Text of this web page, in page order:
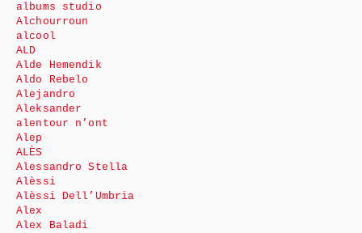
albums studio
Alchourroun
alcool
ALD
Alde Hemendik
Aldo Rebelo
Alejandro
Aleksander
alentour n’ont
Alep
ALÈS
Alessandro Stella
Alèssi
Alèssi Dell’Umbria
Alex
Alex Baladi